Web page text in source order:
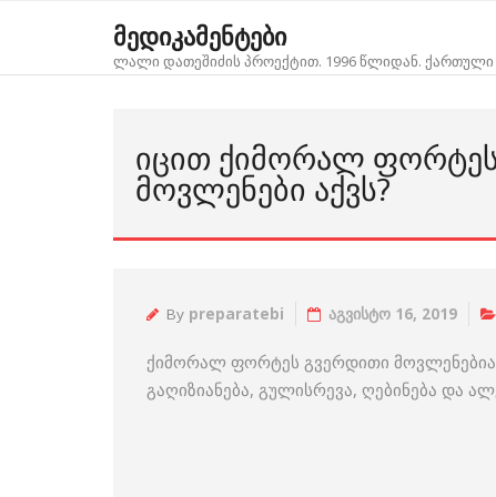
მედიკამენტები
ლალი დათეშიძის პროექტით. 1996 წლიდან. ქართული
ᲘᲪᲘᲗ ᲥᲘᲛᲝᲠᲐᲚ
ᲛᲝᲕᲚᲔᲜᲔᲑᲘ ᲐᲥᲕᲡ?
By preparatebi აგვისტო 16, 2019
ქიმორალ ფორტეს გვერდითი
გაღიზიანება, გულისრევა, ღებინება და